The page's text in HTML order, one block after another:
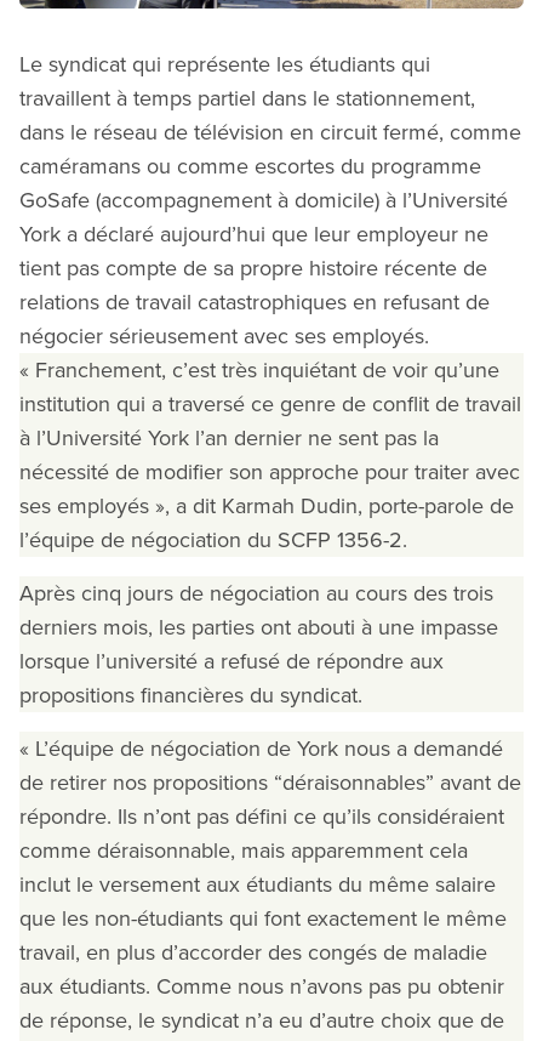
Le syndicat qui représente les étudiants qui
travaillent à temps partiel dans le stationnement,
dans le réseau de télévision en circuit fermé, comme
caméramans ou comme escortes du programme
GoSafe (accompagnement à domicile) à l’Université
York a déclaré aujourd’hui que leur employeur ne
tient pas compte de sa propre histoire récente de
relations de travail catastrophiques en refusant de
négocier sérieusement avec ses employés.
« Franchement, c’est très inquiétant de voir qu’une
institution qui a traversé ce genre de conflit de travail
à l’Université York l’an dernier ne sent pas la
nécessité de modifier son approche pour traiter avec
ses employés », a dit Karmah Dudin, porte-parole de
l’équipe de négociation du SCFP 1356-2.
Après cinq jours de négociation au cours des trois
derniers mois, les parties ont abouti à une impasse
lorsque l’université a refusé de répondre aux
propositions financières du syndicat.
« L’équipe de négociation de York nous a demandé
de retirer nos propositions “déraisonnables” avant de
répondre. Ils n’ont pas défini ce qu’ils considéraient
comme déraisonnable, mais apparemment cela
inclut le versement aux étudiants du même salaire
que les non-étudiants qui font exactement le même
travail, en plus d’accorder des congés de maladie
aux étudiants. Comme nous n’avons pas pu obtenir
de réponse, le syndicat n’a eu d’autre choix que de